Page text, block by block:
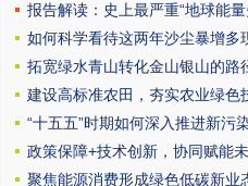
报告解读：史上最严重“地球能量
如何科学看待这两年沙尘暴增多
拓宽绿水青山转化金山银山的路
建设高标准农田，夯实农业绿色
“十五五”时期如何深入推进新污
政策保障+技术创新，协同赋能
聚焦能源消费形成绿色低碳新业